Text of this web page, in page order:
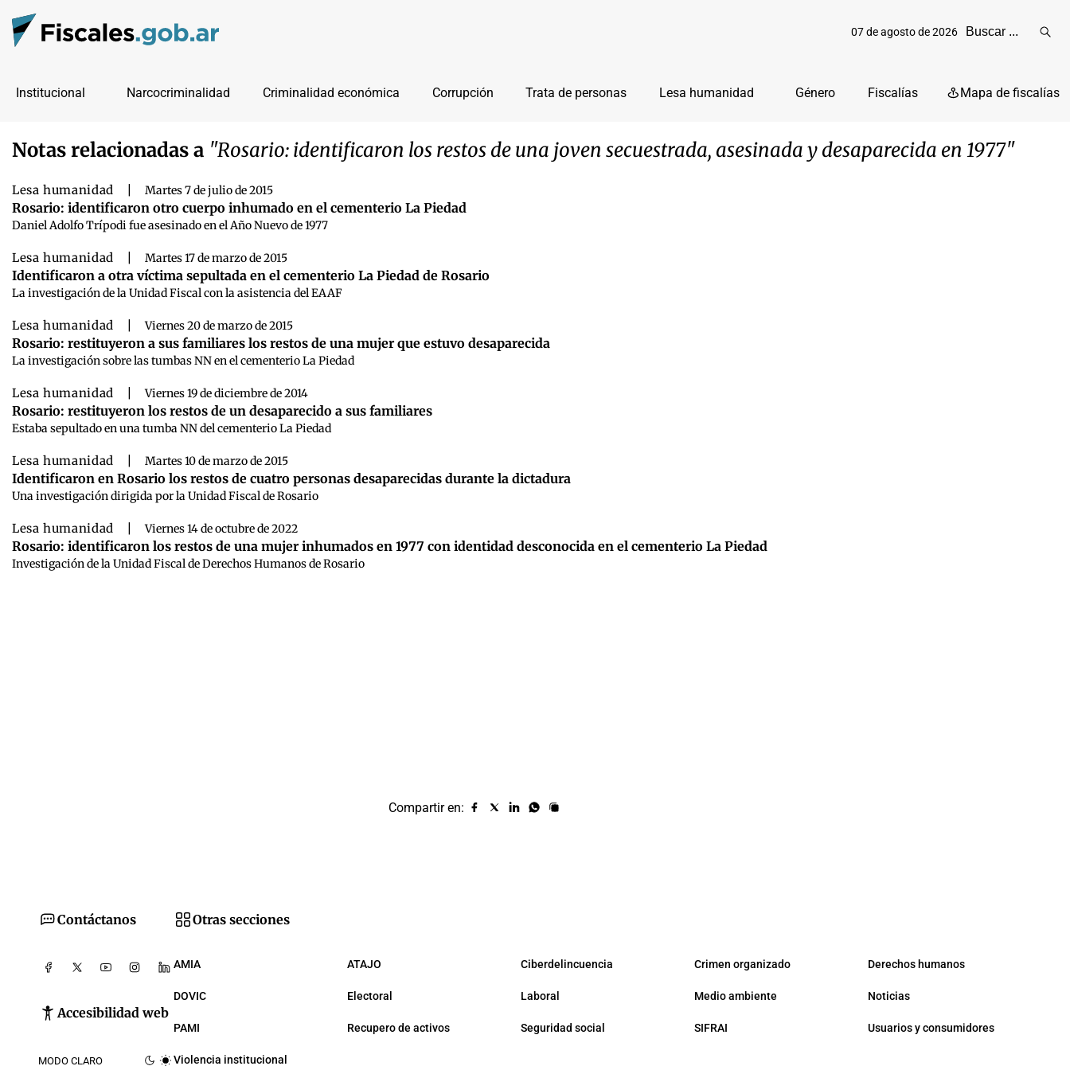
07 de agosto de 2026
Institucional Narcocriminalidad Criminalidad económica Corrupción Trata de personas Lesa humanidad Género Fiscalías Mapa de fiscalías
Notas relacionadas a "Rosario: identificaron los restos de una joven secuestrada, asesinada y desaparecida en 1977"
Lesa humanidad Martes 7 de julio de 2015
Rosario: identificaron otro cuerpo inhumado en el cementerio La Piedad
Daniel Adolfo Trípodi fue asesinado en el Año Nuevo de 1977
Lesa humanidad Martes 17 de marzo de 2015
Identificaron a otra víctima sepultada en el cementerio La Piedad de Rosario
La investigación de la Unidad Fiscal con la asistencia del EAAF
Lesa humanidad Viernes 20 de marzo de 2015
Rosario: restituyeron a sus familiares los restos de una mujer que estuvo desaparecida
La investigación sobre las tumbas NN en el cementerio La Piedad
Lesa humanidad Viernes 19 de diciembre de 2014
Rosario: restituyeron los restos de un desaparecido a sus familiares
Estaba sepultado en una tumba NN del cementerio La Piedad
Lesa humanidad Martes 10 de marzo de 2015
Identificaron en Rosario los restos de cuatro personas desaparecidas durante la dictadura
Una investigación dirigida por la Unidad Fiscal de Rosario
Lesa humanidad Viernes 14 de octubre de 2022
Rosario: identificaron los restos de una mujer inhumados en 1977 con identidad desconocida en el cementerio La Piedad
Investigación de la Unidad Fiscal de Derechos Humanos de Rosario
Compartir en:
Compartir
Compartir
Compartir
Compartir
Copiar
Contáctanos
Accesibilidad web
MODO CLARO
Otras secciones
AMIA ATAJO Ciberdelincuencia Crimen organizado Derechos humanos
DOVIC Electoral Laboral Medio ambiente Noticias
PAMI Recupero de activos Seguridad social SIFRAI Usuarios y consumidores
Violencia institucional